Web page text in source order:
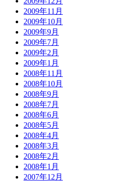
2009年11月
2009年10月
2009年9月
2009年7月
2009年2月
2009年1月
2008年11月
2008年10月
2008年9月
2008年7月
2008年6月
2008年5月
2008年4月
2008年3月
2008年2月
2008年1月
2007年12月